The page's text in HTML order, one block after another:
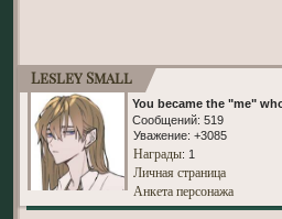
Lesley Small
You became the "me"
Сообщений: 519
Уважение: +3085
Награды: 1
Личная страница
Анкета персонажа